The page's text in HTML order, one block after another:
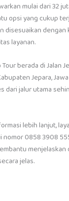
mulai dari 32
opsi yang cukup
disesuaikan dengan
layanan.
berada di Jalan
Jepara,
dari jalur utama
lebih lanjut,
nomor 0858 3908
jelas.